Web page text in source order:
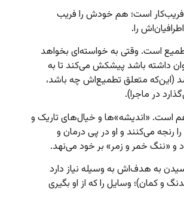
است؛ هم خودش را فریب
را.
است. وقتی به خواسته‌ای بخواهد
داشته باشد پیشکش می‌کند تا به
متعلق تطمیع‌اش چه باشد،
در ماجرا).
غم است. «اندیشه»ها و خیال‌های تاریک و
رنجه می‌کنند و او در پی درمان و
و «ننگ خمر و زمر» بر خود می‌نهد.
به هدف‌اش به وسیله نیاز دارد
و کمان)؛ وسایل را که از او بگیری